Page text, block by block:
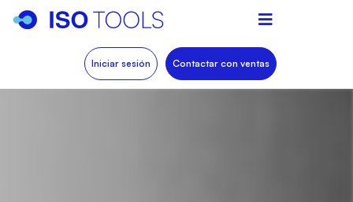
Iniciar sesión Contactar con ventas